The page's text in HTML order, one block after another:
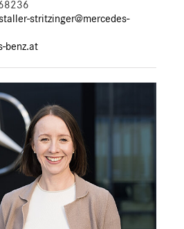
stritzinger@mercedes-
benz.at